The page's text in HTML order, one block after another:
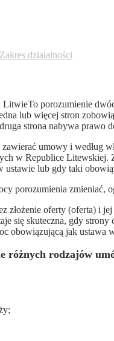
Zakres działalności
To porozumienie
lub więcej stron
strona nabywa prawo
umowy i według
w Republice
ustawie lub gdy taki
porozumienia zmieniać,
złożenie oferty (oferta) i
się skuteczna, gdy
obowiązującą jak ustawa
różnych rodzajów